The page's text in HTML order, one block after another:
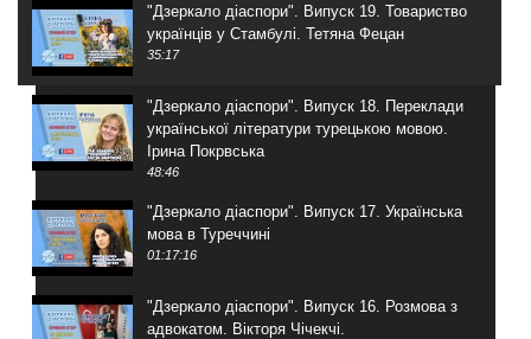
"Дзеркало діаспори". Випуск 19. Товариство
українців у Стамбулі. Тетяна Фецан
35:17
"Дзеркало діаспори". Випуск 18. Переклади
української літератури турецькою мовою.
Ірина Покрвська
48:46
"Дзеркало діаспори". Випуск 17. Українська
мова в Туреччині
01:17:16
"Дзеркало діаспори". Випуск 16. Розмова з
адвокатом. Вікторя Чічекчі.